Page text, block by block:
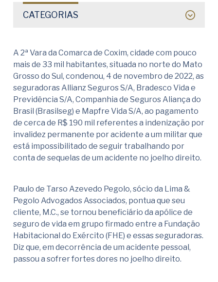
CATEGORIAS
A 2ª Vara da Comarca de Coxim, cidade com pouco
mais de 33 mil habitantes, situada no norte do Mato
Grosso do Sul, condenou, 4 de novembro de 2022, as
seguradoras Allianz Seguros S/A, Bradesco Vida e
Previdência S/A, Companhia de Seguros Aliança do
Brasil (Brasilseg) e Mapfre Vida S/A, ao pagamento
de cerca de R$ 190 mil referentes a indenização por
invalidez permanente por acidente a um militar que
está impossibilitado de seguir trabalhando por
conta de sequelas de um acidente no joelho direito.
Paulo de Tarso Azevedo Pegolo, sócio da Lima &
Pegolo Advogados Associados, pontua que seu
cliente, M.C., se tornou beneficiário da apólice de
seguro de vida em grupo firmado entre a Fundação
Habitacional do Exército (FHE) e essas seguradoras.
Diz que, em decorrência de um acidente pessoal,
passou a sofrer fortes dores no joelho direito.